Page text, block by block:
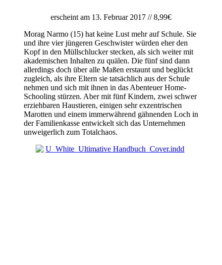
erscheint am 13. Februar 2017 // 8,99€
Morag Narmo (15) hat keine Lust mehr auf Schule. Sie
und ihre vier jüngeren Geschwister würden eher den
Kopf in den Müllschlucker stecken, als sich weiter mit
akademischen Inhalten zu quälen. Die fünf sind dann
allerdings doch über alle Maßen erstaunt und beglückt
zugleich, als ihre Eltern sie tatsächlich aus der Schule
nehmen und sich mit ihnen in das Abenteuer Home-
Schooling stürzen. Aber mit fünf Kindern, zwei schwer
erziehbaren Haustieren, einigen sehr exzentrischen
Marotten und einem immerwährend gähnenden Loch in
der Familienkasse entwickelt sich das Unternehmen
unweigerlich zum Totalchaos.